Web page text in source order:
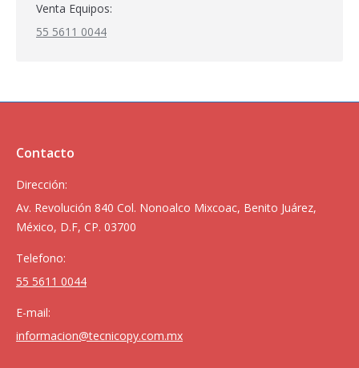
Venta Equipos:
55 5611 0044
Contacto
Dirección:
Av. Revolución 840 Col. Nonoalco Mixcoac, Benito Juárez,
México, D.F, CP. 03700
Telefono:
55 5611 0044
E-mail:
informacion@tecnicopy.com.mx